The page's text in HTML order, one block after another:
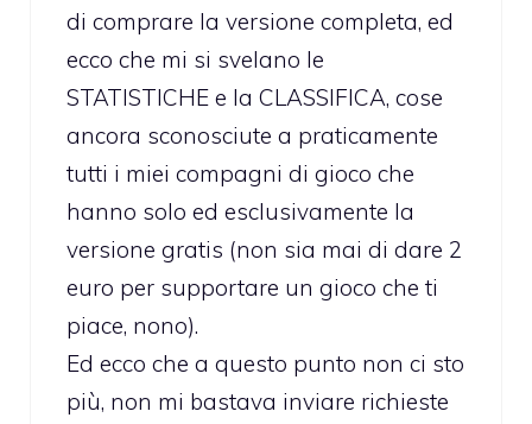
di comprare la versione completa, ed
ecco che mi si svelano le
STATISTICHE e la CLASSIFICA, cose
ancora sconosciute a praticamente
tutti i miei compagni di gioco che
hanno solo ed esclusivamente la
versione gratis (non sia mai di dare 2
euro per supportare un gioco che ti
piace, nono).
Ed ecco che a questo punto non ci sto
più, non mi bastava inviare richieste